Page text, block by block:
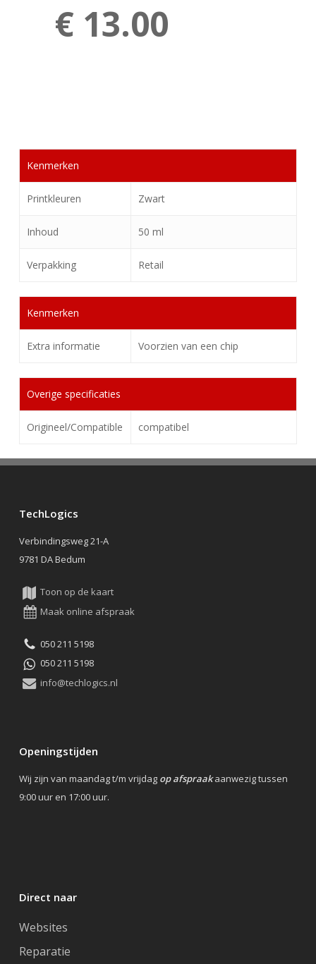
€ 13.00
Kenmerken
Printkleuren Zwart
Inhoud 50 ml
Verpakking Retail
Kenmerken
Extra informatie Voorzien van een chip
Overige specificaties
Origineel/Compatible compatibel
TechLogics
Verbindingsweg 21-A
9781 DA Bedum
Toon op de kaart
Maak online afspraak
050 211 5198
050 211 5198
info@techlogics.nl
Openingstijden
Wij zijn van maandag t/m vrijdag op afspraakaanwezig tussen
9:00 uur en 17:00 uur.
Direct naar
Websites
Reparatie